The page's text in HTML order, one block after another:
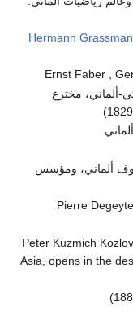
Hermann
ألماني، مخترع
ألماني، ومؤسس
- Pierre
- Peter Kuzmich
Asia, opens in the